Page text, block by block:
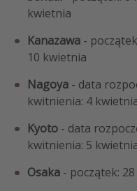
kwietnia
Kanazawa -
10 kwietnia
Nagoya - data
kwitnienia: 4
Kyoto - data
kwitnienia: 5
Osaka - początek: